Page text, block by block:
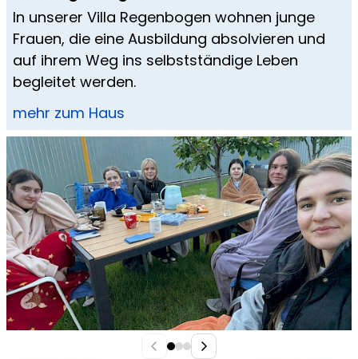
In unserer Villa Regenbogen wohnen junge
Frauen, die eine Ausbildung absolvieren und
auf ihrem Weg ins selbstständige Leben
begleitet werden.
mehr zum Haus